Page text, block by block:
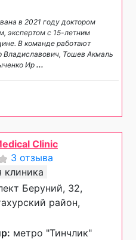
в 2021 году доктором
экспертом с 15-летним
В команде работают
Тошев Акмаль
Ир...
Clinic
3 отзыва
клиника
Беруний, 32,
район,
метро "Тинчлик"